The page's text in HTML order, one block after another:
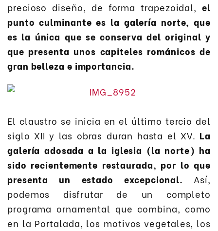
precioso diseño, de forma trapezoidal,el
punto culminante es la galería norte, que
es la única que se conserva del original y
que presenta unos capiteles románicos de
gran belleza e importancia.
El claustro se inicia en el último tercio del
siglo XII y las obras duran hasta el XV. La
galería adosada a la iglesia (la norte) ha
sido recientemente restaurada, por lo que
presenta un estado excepcional. Así,
podemos disfrutar de un completo
programa ornamental que combina, como
en la Portalada, los motivos vegetales, los